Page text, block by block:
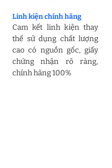
Linh kiện chính hãng
Cam kết linh kiện thay
thế sử dụng chất lượng
cao có nguồn gốc, giấy
chứng nhận rõ ràng,
chính hãng 100%